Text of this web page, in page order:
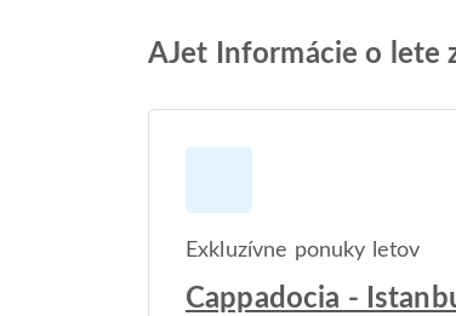
AJet Informácie o lete
Exkluzívne ponuky letov
Cappadocia -